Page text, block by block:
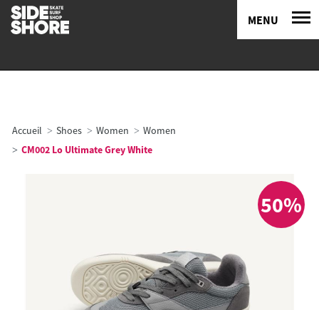
MENU
Accueil Shoes Women
Women
CM002 Lo Ultimate Grey White
50%